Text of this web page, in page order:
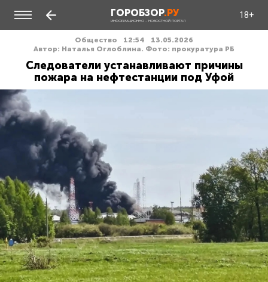
ГОРОБЗОР.РУ
ИНФОРМАЦИОННО - НОВОСТНОЙ ПОРТАЛ
18+
Общество 12:54
13.05.2026
Автор: Наталья Оглоблина. Фото: прокуратура РБ
Следователи устанавливают причины
пожара на нефтестанции под Уфой